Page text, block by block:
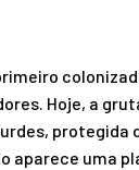
Hoje, a
protegida
aparece uma